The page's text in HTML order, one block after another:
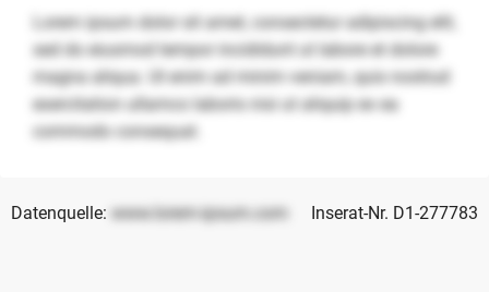
Lorem ipsum dolor sit amet, consectetur adipiscing elit,
sed do eiusmod tempor incididunt ut labore et dolore
magna aliqua. Ut enim ad minim veniam, quis nostrud
exercitation ullamco laboris nisi ut aliquip ex ea
commodo consequat.
Datenquelle: www.lorem-ipsum.com Inserat-Nr. D1-277783